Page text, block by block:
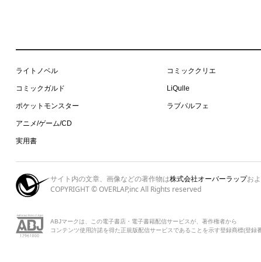
ライトノベル
コミックガルド
ポケットモンスター
アニメ/ゲーム/CD
実用書
コミッククリエ
LiQulle
ラブパルフェ
サイト内の文章、画像などの著作物は株式会社オーバーラップお
COPYRIGHT © OVERLAP,inc All Rights reserved
ABJマークは、この電子書店・電子書籍配信サービスが、著作権者から
コンテンツ使用許諾を得た正規版配信サービスであることを示す登録商標(登録